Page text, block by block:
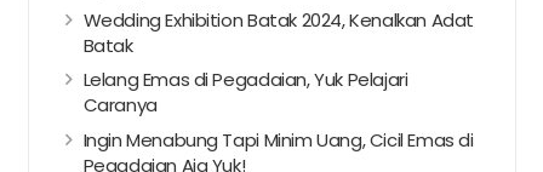
Wedding Exhibition Batak 2024, Kenalkan Adat
Batak
Lelang Emas di Pegadaian, Yuk Pelajari
Caranya
Ingin Menabung Tapi Minim Uang, Cicil Emas di
Pegadaian Aja Yuk!